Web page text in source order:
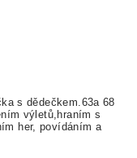
s dědečkem.63a 68
výletů,hraním s
her, povídáním a